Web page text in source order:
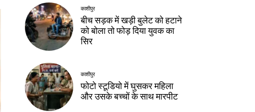
काशीपुर
बीच सड़क में खड़ी बुलेट को हटाने
को बोला तो फोड़ दिया युवक का
सिर
काशीपुर
फोटो स्टूडियो में घुसकर महिला
और उसके बच्चों के साथ मारपीट